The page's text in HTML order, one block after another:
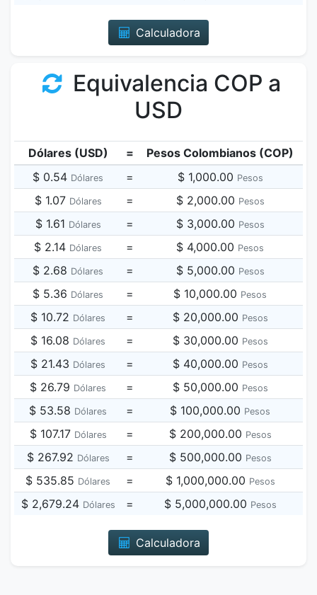
Calculadora
Equivalencia COP a
USD
Dólares (USD) =
Pesos Colombianos (COP)
$ 0.54 Dólares = $ 1,000.00 Pesos
$ 1.07 Dólares = $ 2,000.00 Pesos
$ 1.61 Dólares = $ 3,000.00 Pesos
$ 2.14 Dólares = $ 4,000.00 Pesos
$ 2.68 Dólares = $ 5,000.00 Pesos
$ 5.36 Dólares = $ 10,000.00 Pesos
$ 10.72 Dólares = $ 20,000.00 Pesos
$ 16.08 Dólares = $ 30,000.00 Pesos
$ 21.43 Dólares = $ 40,000.00 Pesos
$ 26.79 Dólares = $ 50,000.00 Pesos
$ 53.58 Dólares = $ 100,000.00 Pesos
$ 107.17 Dólares = $ 200,000.00 Pesos
$ 267.92 Dólares = $ 500,000.00 Pesos
$ 535.85 Dólares = $ 1,000,000.00 Pesos
$ 2,679.24 Dólares = $ 5,000,000.00 Pesos
Calculadora